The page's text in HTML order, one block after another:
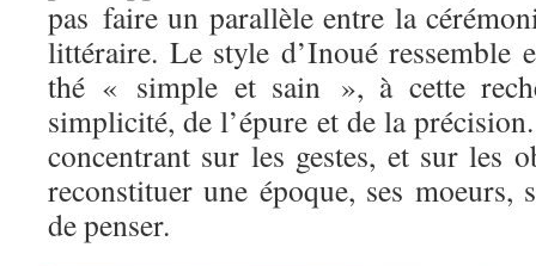
pas faire un parallèle entre la
littéraire. Le style d’Inoué ressemble
thé « simple et sain », à cette
simplicité, de l’épure et de la
concentrant sur les gestes, et sur les
reconstituer une époque, ses moeurs,
de penser.